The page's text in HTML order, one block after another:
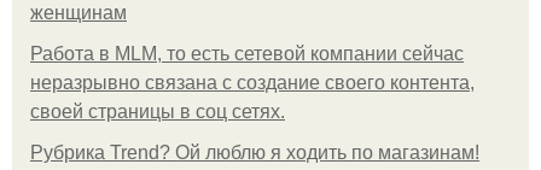
женщинам
Работа в MLM, то есть сетевой компании сейчас
неразрывно связана с создание своего контента,
своей страницы в соц сетях.
Рубрика Trend? Ой люблю я ходить по магазинам!